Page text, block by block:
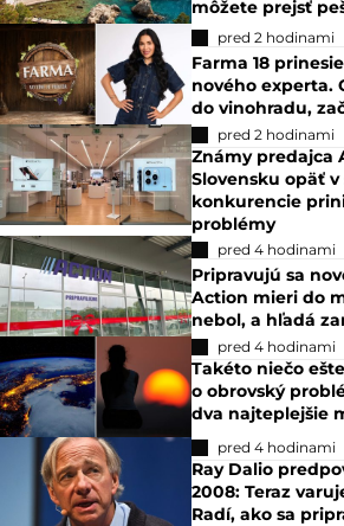
môžete prejsť
pred 2 hodinami
Farma 18
nového experta.
do vinohradu,
pred 2 hodinami
Známy predajca
Slovensku opäť
konkurencie
problémy
pred 4 hodinami
Pripravujú sa
Action mieri do
nebol, a hľadá
pred 4 hodinami
Takéto niečo
o obrovský
dva najteplejšie
pred 4 hodinami
Ray Dalio
2008: Teraz
Radí, ako sa